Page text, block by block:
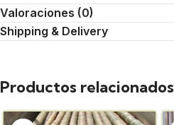
Valoraciones (0)
Shipping & Delivery
Productos relacionados